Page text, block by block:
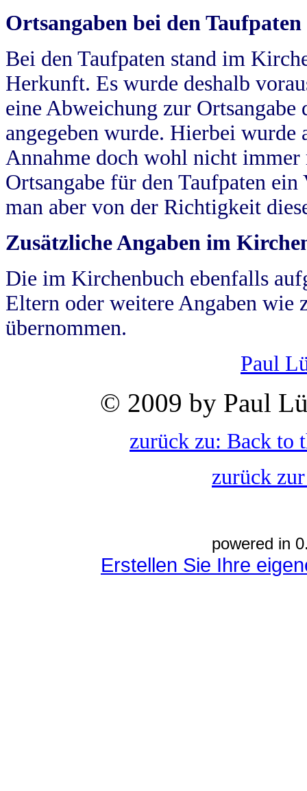
Ortsangaben bei den Taufpaten
Bei den Taufpaten stand im
Herkunft. Es wurde deshalb
eine Abweichung zur
angegeben wurde. Hierbei wurde
Annahme doch wohl nicht
Ortsangabe für den Taufpaten
man aber von der Richtigkeit
Zusätzliche Angaben im
Die im Kirchenbuch ebenfalls
Eltern oder weitere Angaben wie
übernommen.
Paul
© 2009 by Paul
zurück zu: Back to
zurück
powered in
Erstellen Sie Ihre